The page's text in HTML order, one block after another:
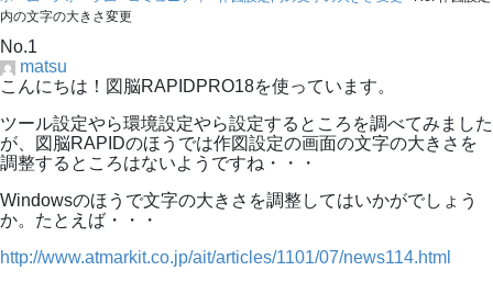
内の文字の大きさ変更
No.1
matsu
こんにちは！図脳RAPIDPRO18を使っています。
ツール設定やら環境設定やら設定するところを調べてみました
が、図脳RAPIDのほうでは作図設定の画面の文字の大きさを
調整するところはないようですね・・・
Windowsのほうで文字の大きさを調整してはいかがでしょう
か。たとえば・・・
http://www.atmarkit.co.jp/ait/articles/1101/07/news114.html